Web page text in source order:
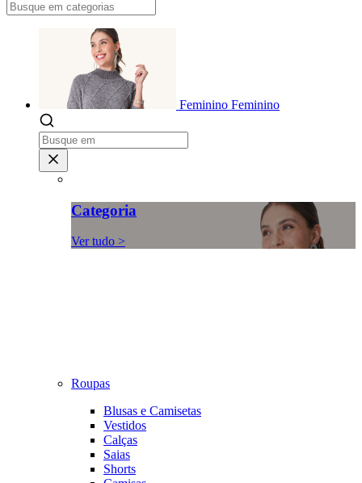
Feminino Feminino
Categoria
Ver tudo >
Roupas
Blusas e Camisetas
Vestidos
Calças
Saias
Shorts